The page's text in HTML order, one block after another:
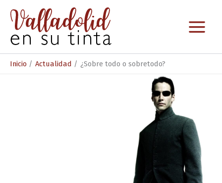
contenido
Inicio Actualidad ¿Sobre todo o sobretodo?